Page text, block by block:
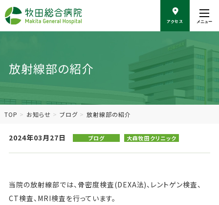
動
アクセス メニュー
放射線部の紹介
TOP お知らせ ブログ 放射線部の紹介
2024年03月27日 ブログ 大森牧田クリニック
当院の放射線部では、骨密度検査(DEXA法)、レントゲン検査、
CT検査、MRI検査を行っています。